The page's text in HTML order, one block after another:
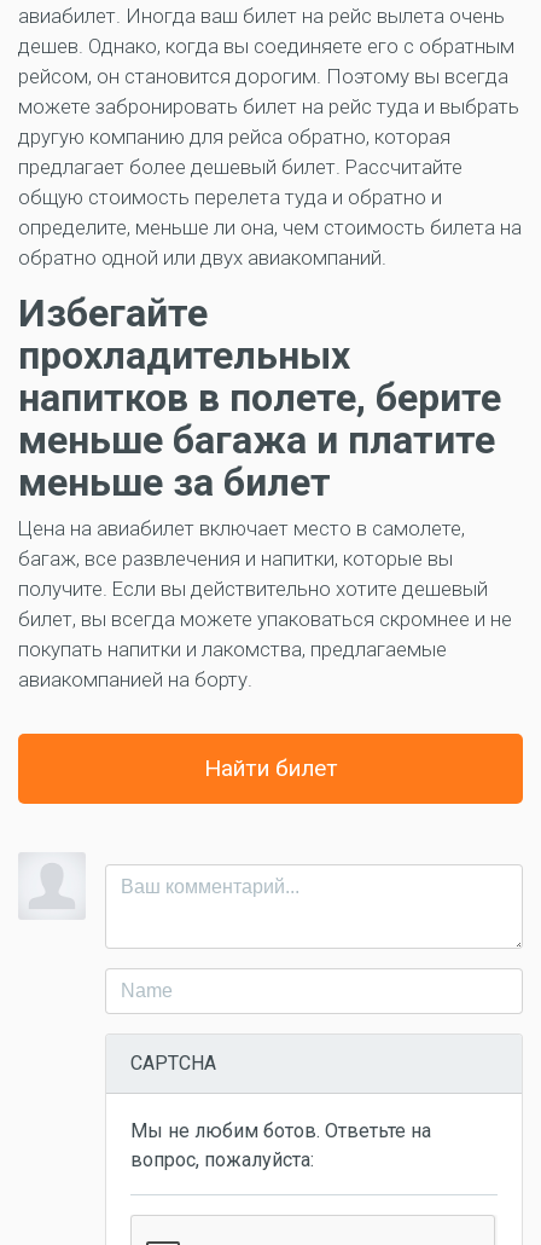
авиабилет. Иногда ваш билет на рейс вылета очень
дешев. Однако, когда вы соединяете его с обратным
рейсом, он становится дорогим. Поэтому вы всегда
можете забронировать билет на рейс туда и выбрать
другую компанию для рейса обратно, которая
предлагает более дешевый билет. Рассчитайте
общую стоимость перелета туда и обратно и
определите, меньше ли она, чем стоимость билета на
обратно одной или двух авиакомпаний.
Избегайте
прохладительных
напитков в полете, берите
меньше багажа и платите
меньше за билет
Цена на авиабилет включает место в самолете,
багаж, все развлечения и напитки, которые вы
получите. Если вы действительно хотите дешевый
билет, вы всегда можете упаковаться скромнее и не
покупать напитки и лакомства, предлагаемые
авиакомпанией на борту.
Найти билет
CAPTCHA
Мы не любим ботов. Ответьте на
вопрос, пожалуйста: